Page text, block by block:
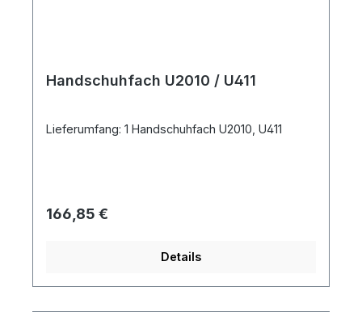
Handschuhfach U2010 / U411
Lieferumfang: 1 Handschuhfach U2010, U411
Regulärer Preis:
166,85 €
Details